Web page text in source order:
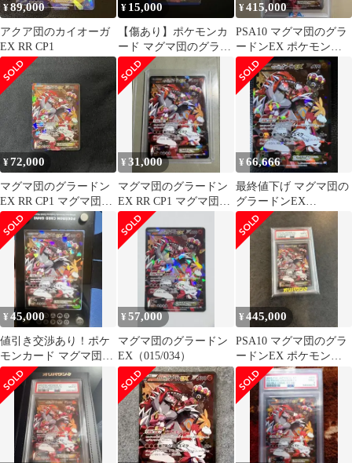
¥89,000
アクア団のカイオーガ
EX RR CP1
¥ 15,000
【傷あり】ポケモンカ
ード マグマ団のグラー
ドンEX RR CP1 015/034
¥415,000
PSA10 マグマ団のグラ
ードンEX ポケモンカ
ード
¥72,000
マグマ団のグラードン
EX RR CP1 マグマ団VS
アクア団 ダブルクライ
シス…
¥31,000
マグマ団のグラードン
EX RR CP1 マグマ団VS
アクア団 ダブルクライ
シス…
¥66,666
最終値下げ マグマ団の
グラードンEX
CP1_015/034 ダブルク
ライシス
¥45,000
値引き交渉あり！ポケ
モンカード マグマ団の
グラードンEX RRロー
ダーつき！
¥57,000
マグマ団のグラードン
EX（015/034）
¥445,000
PSA10 マグマ団のグラ
ードンEX ポケモンカ
ード